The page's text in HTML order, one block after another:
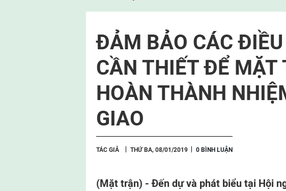
ĐẢM BẢO CÁC
CẦN THIẾT ĐỂ MẶT
HOÀN THÀNH
GIAO
TÁC GIẢ THỨ BA, 08/01/2019 0 BÌNH LUẬN
(Mặt trận) -Đến dự và phát biểu tại Hội